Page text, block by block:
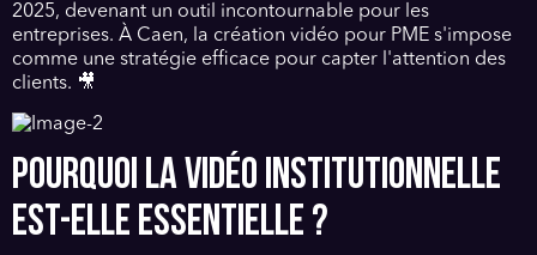
2025, devenant un outil incontournable pour les
entreprises. À Caen, la création vidéo pour PME s'impose
comme une stratégie efficace pour capter l'attention des
clients. 🎥
POURQUOI LA VIDÉO INSTITUTIONNELLE
EST-ELLE ESSENTIELLE ?